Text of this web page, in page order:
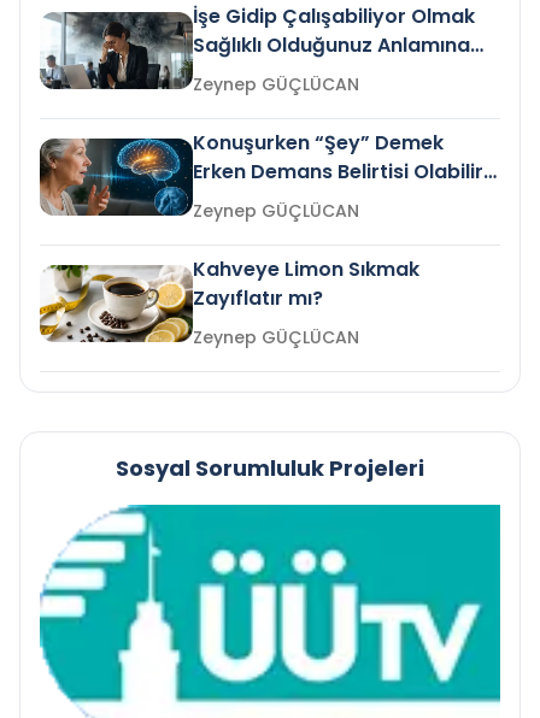
İşe Gidip Çalışabiliyor Olmak
Sağlıklı Olduğunuz Anlamına
Gelir mi?Zeynep GÜÇLÜCAN
Konuşurken “Şey” Demek
Erken Demans Belirtisi Olabilir
mi?
Zeynep GÜÇLÜCAN
Kahveye Limon Sıkmak
Zayıflatır mı?
Zeynep GÜÇLÜCAN
Sosyal Sorumluluk Projeleri